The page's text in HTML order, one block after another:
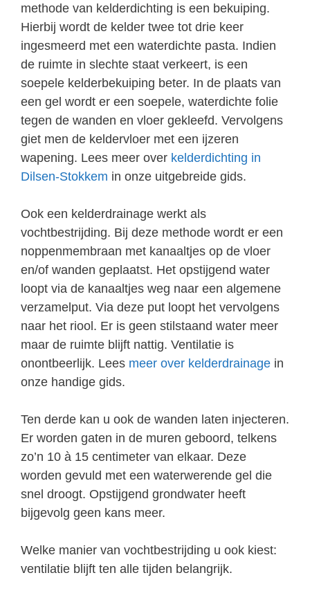
methode van kelderdichting is een bekuiping.
Hierbij wordt de kelder twee tot drie keer
ingesmeerd met een waterdichte pasta. Indien
de ruimte in slechte staat verkeert, is een
soepele kelderbekuiping beter. In de plaats van
een gel wordt er een soepele, waterdichte folie
tegen de wanden en vloer gekleefd. Vervolgens
giet men de keldervloer met een ijzeren
wapening. Lees meer over kelderdichting in
Dilsen-Stokkem in onze uitgebreide gids.
Ook een kelderdrainage werkt als
vochtbestrijding. Bij deze methode wordt er een
noppenmembraan met kanaaltjes op de vloer
en/of wanden geplaatst. Het opstijgend water
loopt via de kanaaltjes weg naar een algemene
verzamelput. Via deze put loopt het vervolgens
naar het riool. Er is geen stilstaand water meer
maar de ruimte blijft nattig. Ventilatie is
onontbeerlijk. Lees meer over kelderdrainage in
onze handige gids.
Ten derde kan u ook de wanden laten injecteren.
Er worden gaten in de muren geboord, telkens
zo’n 10 à 15 centimeter van elkaar. Deze
worden gevuld met een waterwerende gel die
snel droogt. Opstijgend grondwater heeft
bijgevolg geen kans meer.
Welke manier van vochtbestrijding u ook kiest:
ventilatie blijft ten alle tijden belangrijk.